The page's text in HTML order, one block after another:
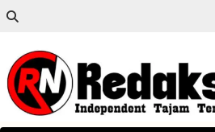
Skip
content